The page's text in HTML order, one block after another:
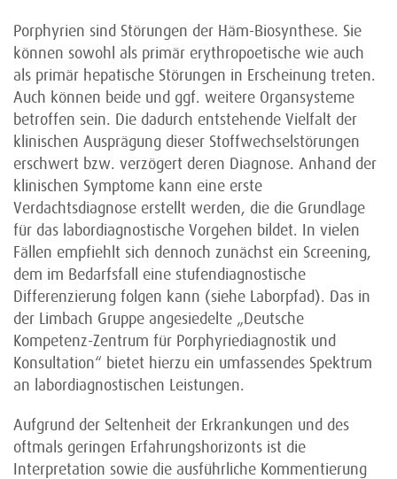
Porphyrien sind Störungen der Häm-Biosynthese. Sie
können sowohl als primär erythropoetische wie auch
als primär hepatische Störungen in Erscheinung treten.
Auch können beide und ggf. weitere Organsysteme
betroffen sein. Die dadurch entstehende Vielfalt der
klinischen Ausprägung dieser Stoffwechselstörungen
erschwert bzw. verzögert deren Diagnose. Anhand der
klinischen Symptome kann eine erste
Verdachtsdiagnose erstellt werden, die die Grundlage
für das labor­diagnostische Vorgehen bildet. In vielen
Fällen empfiehlt sich dennoch zunächst ein Screening,
dem im Bedarfsfall eine stufendiagnostische
Differenzierung folgen kann (siehe Laborpfad). Das in
der Limbach Gruppe angesiedelte „Deutsche
Kompetenz-Zentrum für Porphyriediagnostik und
Konsultation“ bietet hierzu ein umfassendes Spektrum
an labordiagnostischen Leistungen.
Aufgrund der Seltenheit der Erkrankungen und des
oftmals geringen Erfahrungshorizonts ist die
Interpretation sowie die ausführliche Kommentierung